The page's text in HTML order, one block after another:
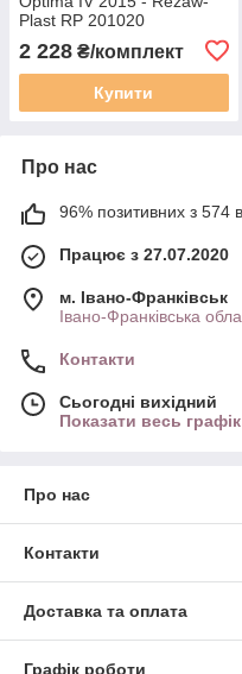
Plast RP 201020
2 228 ₴/комплект
Купити
Про нас
96% позитивних з 574
Працює з 27.07.2020
м. Івано-Франківськ
Івано-Франківська
Контакти
Сьогодні вихідний
Показати весь
Про нас
Контакти
Доставка та оплата
Графік роботи